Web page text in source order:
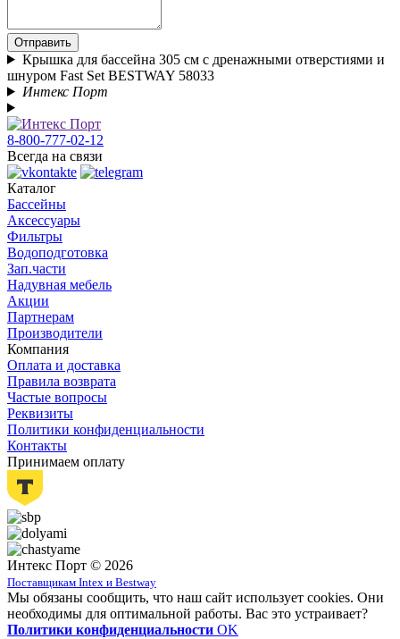
Отправить
Крышка для бассейна 305 см с дренажными отверстиями и
шнуром Fast Set BESTWAY 58033
Интекс Порт
8-800-777-02-12
Всегда на связи
Каталог
Бассейны
Аксессуары
Фильтры
Водоподготовка
Зап.части
Надувная мебель
Акции
Партнерам
Производители
Компания
Оплата и доставка
Правила возврата
Частые вопросы
Реквизиты
Политики конфиденциальности
Контакты
Принимаем оплату
Интекс Порт © 2026
Поставщикам Intex и Bestway
Мы обязаны сообщить, что наш сайт использует cookies. Они
необходимы для оптимальной работы. Вас это устраивает?
Политики конфиденциальности OK